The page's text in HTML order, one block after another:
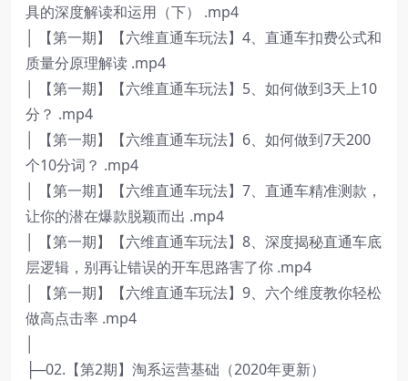
具的深度解读和运用（下） .mp4
│ 【第一期】【六维直通车玩法】4、直通车扣费公式和
质量分原理解读 .mp4
│ 【第一期】【六维直通车玩法】5、如何做到3天上10
分？ .mp4
│ 【第一期】【六维直通车玩法】6、如何做到7天200
个10分词？ .mp4
│ 【第一期】【六维直通车玩法】7、直通车精准测款，
让你的潜在爆款脱颖而出 .mp4
│ 【第一期】【六维直通车玩法】8、深度揭秘直通车底
层逻辑，别再让错误的开车思路害了你 .mp4
│ 【第一期】【六维直通车玩法】9、六个维度教你轻松
做高点击率 .mp4
├─02.【第2期】淘系运营基础（2020年更新）